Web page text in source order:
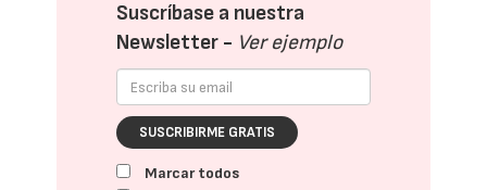
Suscríbase a nuestra
Newsletter - Ver ejemplo
SUSCRIBIRME GRATIS
Marcar todos